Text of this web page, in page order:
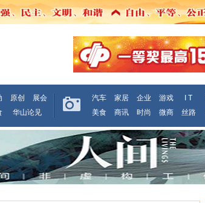
原创
展会
华山论见
汽车 家居 企业 游戏 I T
美食
商讯 时尚 微商 丝路